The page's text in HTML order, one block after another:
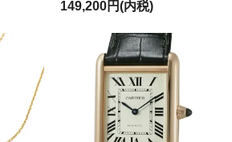
149,200円(内税)